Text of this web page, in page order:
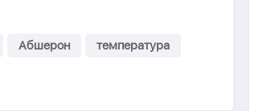
Абшерон
температура